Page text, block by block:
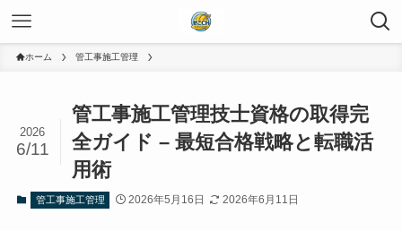
ホーム 管工事施工管理
管工事施工管理技士資格の取得完
全ガイド – 最短合格戦略と転職活
用術
2026
6/11
管工事施工管理 2026年5月16日 2026年6月11日